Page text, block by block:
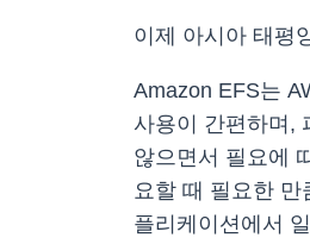
이제 아시아 태평
Amazon EFS는
사용이 간편하며,
않으면서 필요에
요할 때 필요한 만
플리케이션에서